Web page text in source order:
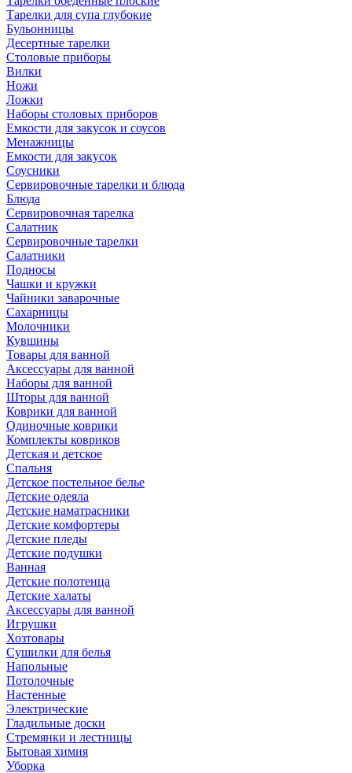
Тарелки для супа глубокие
Бульонницы
Десертные тарелки
Столовые приборы
Вилки
Ножи
Ложки
Наборы столовых приборов
Емкости для закусок и соусов
Менажницы
Емкости для закусок
Соусники
Сервировочные тарелки и блюда
Блюда
Сервировочная тарелка
Салатник
Сервировочные тарелки
Салатники
Подносы
Чашки и кружки
Чайники заварочные
Сахарницы
Молочники
Кувшины
Товары для ванной
Аксессуары для ванной
Наборы для ванной
Шторы для ванной
Коврики для ванной
Одиночные коврики
Комплекты ковриков
Детская и детское
Спальня
Детское постельное белье
Детские одеяла
Детские наматрасники
Детские комфортеры
Детские пледы
Детские подушки
Ванная
Детские полотенца
Детские халаты
Аксессуары для ванной
Игрушки
Хозтовары
Сушилки для белья
Напольные
Потолочные
Настенные
Электрические
Гладильные доски
Стремянки и лестницы
Бытовая химия
Уборка